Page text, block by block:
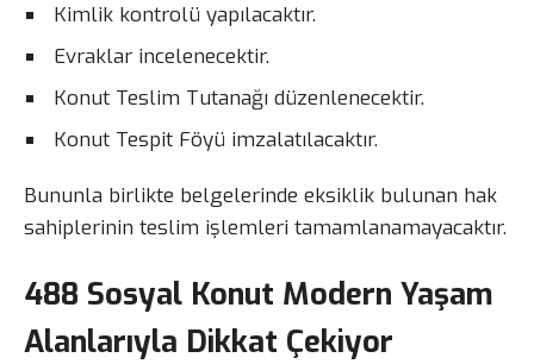
Kimlik kontrolü yapılacaktır.
Evraklar incelenecektir.
Konut Teslim Tutanağı düzenlenecektir.
Konut Tespit Föyü imzalatılacaktır.
Bununla birlikte belgelerinde eksiklik bulunan hak
sahiplerinin teslim işlemleri tamamlanamayacaktır.
488 Sosyal Konut Modern Yaşam
Alanlarıyla Dikkat Çekiyor